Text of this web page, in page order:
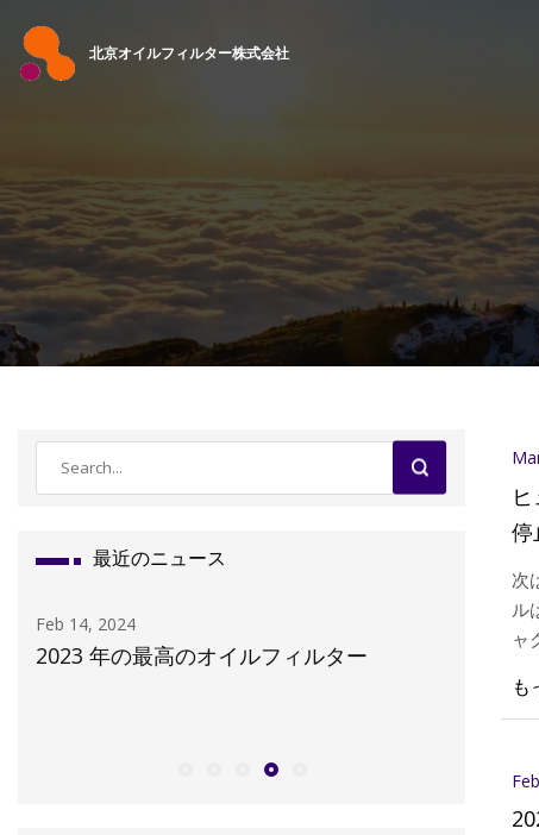
北京オイルフィルター株式会社
最近のニュース
Feb 14, 2024
2023 年の最高のオイルフィルター
Feb 06,
BMW
ガスケ
停
次
ル
ャ
つ
も